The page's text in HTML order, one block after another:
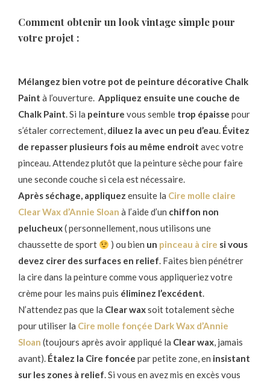
Comment obtenir un look vintage simple pour
votre projet :
Mélangez bien votre pot de peinture décorative Chalk
Paint à l’ouverture. Appliquez ensuite une couche de
Chalk Paint. Si la peinture vous semble trop épaisse pour
s’étaler correctement, diluez la avec un peu d’eau. Évitez
de repasser plusieurs fois au même endroit avec votre
pinceau. Attendez plutôt que la peinture sèche pour faire
une seconde couche si cela est nécessaire.
Après séchage, appliquez ensuite la Cire molle claire
Clear Wax d’Annie Sloan à l’aide d’un chiffon non
pelucheux( personnellement, nous utilisons une
chaussette de sport
) ou bien un pinceau à cire si vous
devez cirer des surfaces en relief. Faites bien pénétrer
la cire dans la peinture comme vous appliqueriez votre
crème pour les mains puis éliminez l’excédent.
N’attendez pas que la Clear waxsoit totalement sèche
pour utiliser la Cire molle fonçée Dark Wax d’Annie
Sloan (toujours après avoir appliqué la Clear wax, jamais
avant). Étalez la Cire foncée par petite zone, en insistant
sur les zones à relief. Si vous en avez mis en excès vous